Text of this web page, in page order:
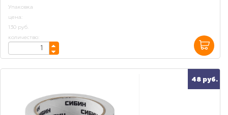
Упаковка
цена:
130 руб.
количество:
48 руб.